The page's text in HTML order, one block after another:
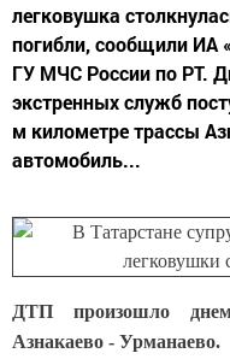
легковушка
погибли, сообщили ИА
ГУ МЧС России по РТ.
экстренных служб
м километре трассы
автомобиль...
ДТП произошло
Азнакаево - Урманаево.